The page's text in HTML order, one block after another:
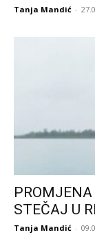
Tanja Mandić -
STEČAJ U
Tanja Mandić -